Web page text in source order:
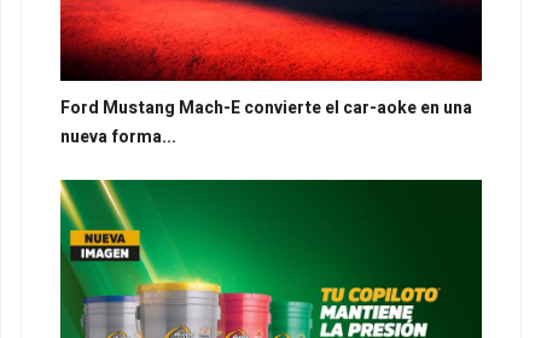
Ford Mustang Mach-E convierte el car-aoke en una
nueva forma...